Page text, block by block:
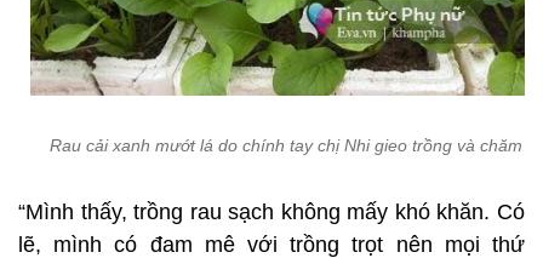
Rau cải xanh mướt lá do chính tay chị Nhi gieo trồng và chăm
“Mình thấy, trồng rau sạch không mấy khó khăn. Có
lẽ, mình có đam mê với trồng trọt nên mọi thứ